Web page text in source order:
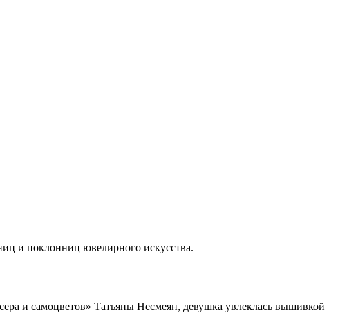
и поклонниц ювелирного искусства.
и самоцветов» Татьяны Несмеян, девушка увлеклась вышивкой